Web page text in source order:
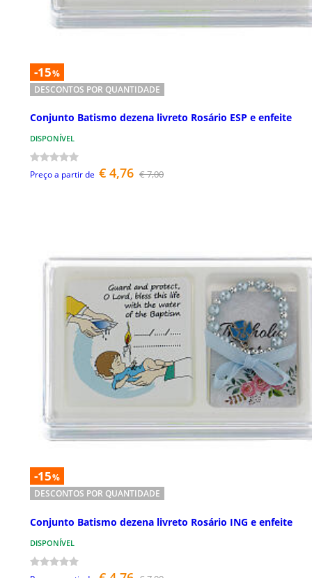
-15%
DESCONTOS POR QUANTIDADE
Conjunto Batismo dezena livreto Rosário ESP e enfeite
DISPONÍVEL
Preço a partir de € 4,76 € 7,00
-15%
DESCONTOS POR QUANTIDADE
Conjunto Batismo dezena livreto Rosário ING e enfeite
DISPONÍVEL